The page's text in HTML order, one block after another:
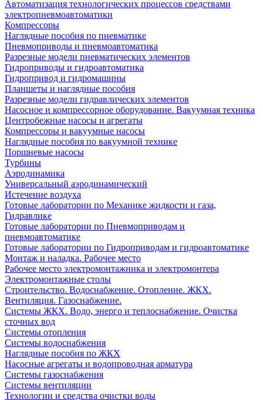
Автоматизация технологических процессов средствами
электропневмоавтоматики
Компрессоры
Наглядные пособия по пневматике
Пневмоприводы и пневмоавтоматика
Разрезные модели пневматических элементов
Гидроприводы и гидроавтоматика
Гидропривод и гидромашины
Планшеты и наглядные пособия
Разрезные модели гидравлических элементов
Насосное и компрессорное оборудование. Вакуумная техника
Центробежные насосы и агрегаты
Компрессоры и вакуумные насосы
Наглядные пособия по вакуумной технике
Поршневые насосы
Турбины
Аэродинамика
Универсальный аэродинамический
Истечение воздуха
Готовые лаборатории по Механике жидкости и газа,
Гидравлике
Готовые лаборатории по Пневмоприводам и
пневмоавтоматике
Готовые лаборатории по Гидроприводам и гидроавтоматике
Монтаж и наладка. Рабочее место
Рабочее место электромонтажника и электромонтера
Электромонтажные столы
Строительство. Водоснабжение. Отопление. ЖКХ.
Вентиляция. Газоснабжение.
Системы ЖКХ. Водо, энерго и теплоснабжение. Очистка
сточных вод
Системы отопления
Системы водоснабжения
Наглядные пособия по ЖКХ
Насосные агрегаты и водопроводная арматура
Системы газоснабжения
Системы вентиляции
Технологии и средства очистки воды